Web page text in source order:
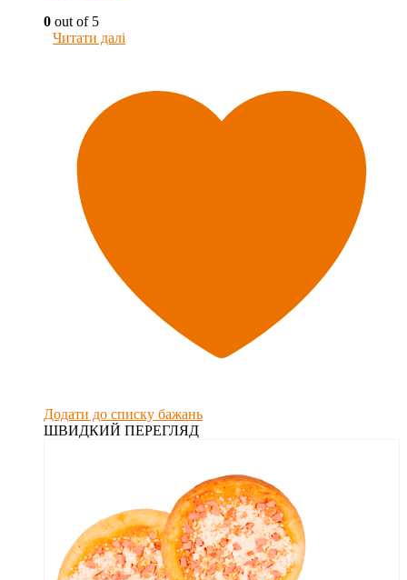
0 out of 5
Читати далі
Додати до списку бажань
ШВИДКИЙ ПЕРЕГЛЯД